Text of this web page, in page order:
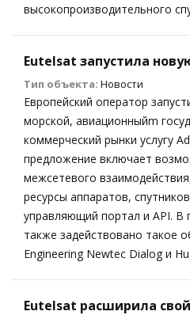
высокопроизводительного
Eutelsat запустила
Тип объекта: Новости
Европейский оператор
морской, авиационныйm
коммерческий рынки услугу
предложение включает
межсетевого
ресурсы аппаратов,
управляющий портал и API. В
также задействовано такое
Engineering Newtec Dialog и
Eutelsat расширила